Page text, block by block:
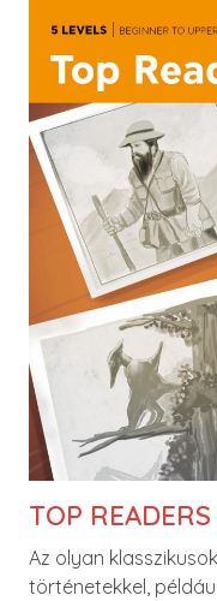
TOP READERS
Az olyan
történetekkel,